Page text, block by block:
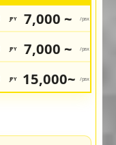
JPY 7,000 ~ /pax
JPY 7,000 ~ /pax
JPY 15,000~ /pax